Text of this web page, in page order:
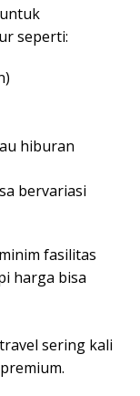
seperti:
hiburan
bervariasi
fasilitas
harga bisa
sering kali